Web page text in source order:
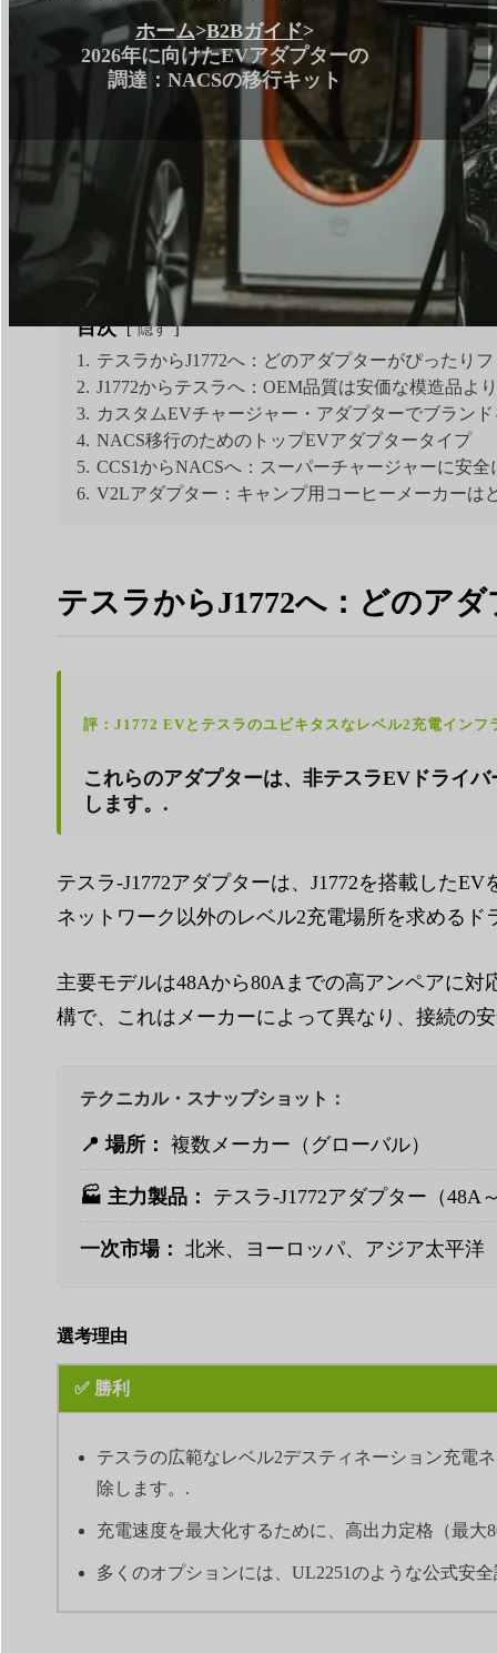
ホーム>B2Bガイド>
2026年に向けたEVアダプターの
調達：NACSの移行キット
読書時間： 5分 | 単語数 1206
目次 隠す
1. テスラからJ1772へ：どのアダプターがぴったり
2. J1772からテスラへ：OEM品質は安価な模造品よ
3. カスタムEVチャージャー・アダプターでブラン
4. NACS移行のためのトップEVアダプタータイプ
5. CCS1からNACSへ：スーパーチャージャーに安
6. V2Lアダプター：キャンプ用コーヒーメーカーは
テスラからJ1772へ：どのア
評：J1772 EVとテスラのユビキタスなレベル2充電インフ
これらのアダプターは、非テスラEVドライ
します。.
テスラ-J1772アダプターは、J1772を搭載した
ネットワーク以外のレベル2充電場所を求める
主要モデルは48Aから80Aまでの高アンペアに
構で、これはメーカーによって異なり、接続の
テクニカル・スナップショット：
📍 場所： 複数メーカー（グローバル）
🏭 主力製品： テスラ-J1772アダプター（48A
一次市場： 北米、ヨーロッパ、アジア太平洋
選考理由
✅ 勝利
テスラの広範なレベル2デスティネーション充電
除します。.
充電速度を最大化するために、高出力定格（最大
多くのオプションには、UL2251のような公式安